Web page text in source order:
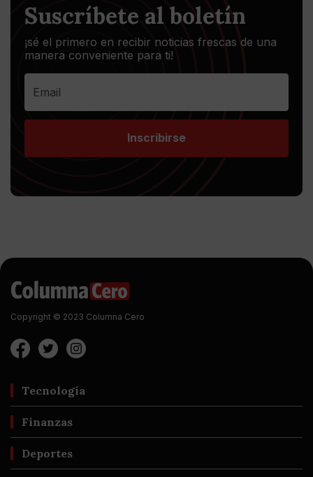
Suscríbete al boletín
¡sé el primero en recibir noticias frescas de una
manera conveniente para ti!
Inscribirse
Copyright © 2023 Columna Cero
Tecnología
Finanzas
Deportes